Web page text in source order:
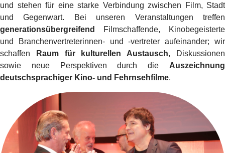
und stehen für eine starke Verbindung zwischen Film, Stadt
und Gegenwart. Bei unseren Veranstaltungen treffen
generationsübergreifend
Filmschaffende, Kinobegeisterte
und Branchenvertreterinnen- und -vertreter aufeinander; wir
schaffen
Raum für kulturellen Austausch, Diskussionen
sowie neue Perspektiven durch die Auszeichnung
deutschsprachiger Kino- und Fehrnsehfilme.